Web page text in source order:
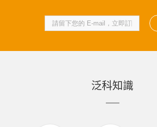
泛科知識